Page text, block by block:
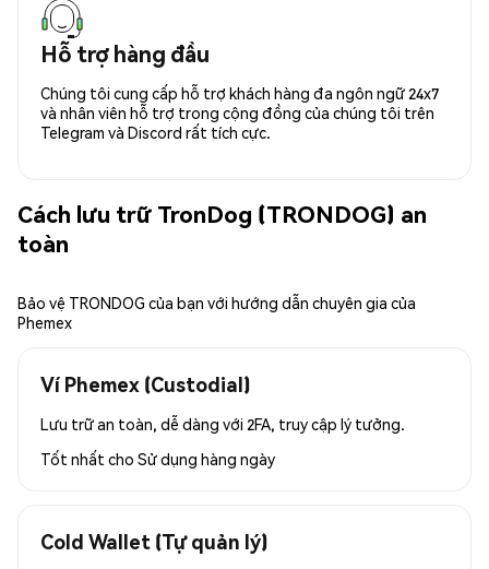
Hỗ trợ hàng đầu
Chúng tôi cung cấp hỗ trợ khách hàng đa ngôn ngữ 24x7
và nhân viên hỗ trợ trong cộng đồng của chúng tôi trên
Telegram và Discord rất tích cực.
Cách lưu trữ TronDog (TRONDOG) an
toàn
Bảo vệ TRONDOG của bạn với hướng dẫn chuyên gia của
Phemex
Ví Phemex (Custodial)
Lưu trữ an toàn, dễ dàng với 2FA, truy cập lý tưởng.
Tốt nhất cho Sử dụng hàng ngày
Cold Wallet (Tự quản lý)